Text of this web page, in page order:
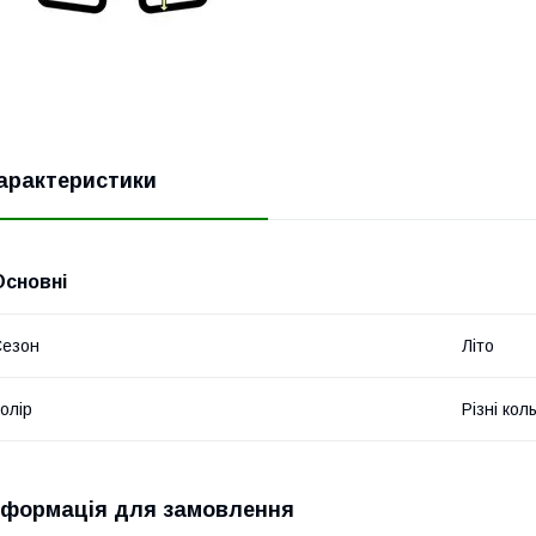
Літо
Різні
для замовлення